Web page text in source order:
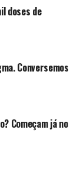
doses de
Conversemos
Começam já no